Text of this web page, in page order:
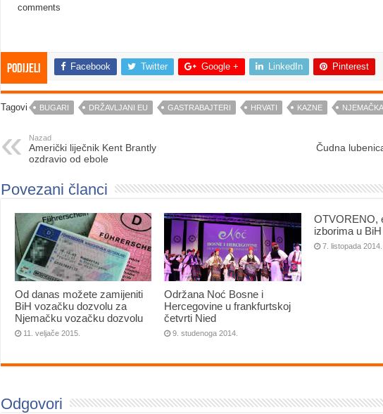
comments
Podijeli Facebook Twitter Google + LinkedIn Pinterest
Tagovi BUGARI DRŽAVLJANI EU GASTRABAJTERI HRVATI KAZNE NJEMAČKA
Nazad
Američki liječnik Kent Brantly
ozdravio od ebole
Čudna
Povezani članci
Od danas možete zamijeniti
BiH vozačku dozvolu za
Njemačku vozačku dozvolu
11. veljače 2015.
Održana Noć Bosne i
Hercegovine u frankfurtskoj
četvrti Nied
9. studenoga 2014.
OTVORENO,
izborima u
7. listopada 2014.
Odgovori